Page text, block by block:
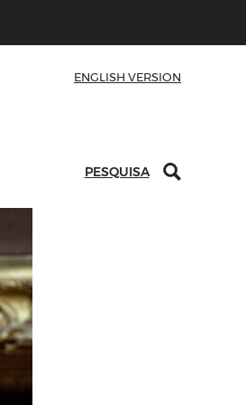
ENGLISH VERSION
PESQUISA